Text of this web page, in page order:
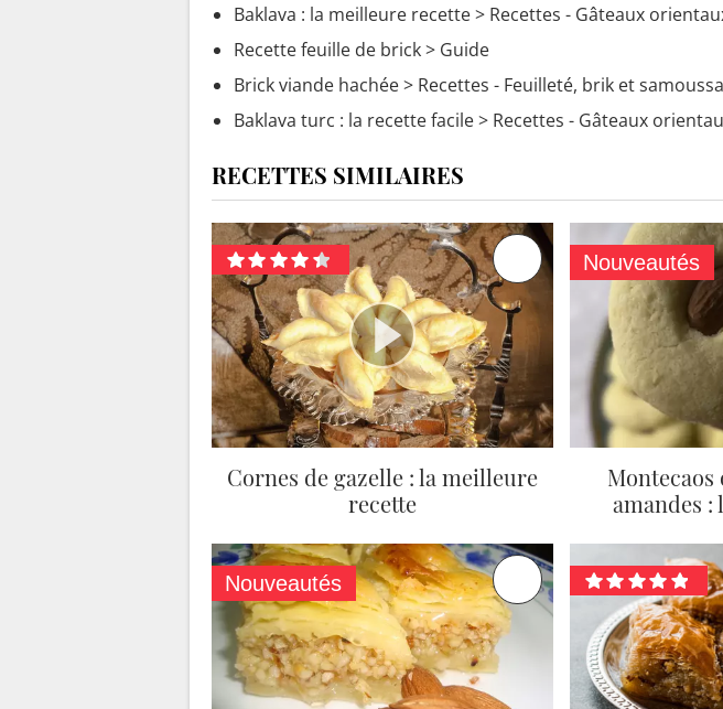
Baklava : la meilleure recette> Recettes - Gâteaux
Recette feuille de brick> Guide
Brick viande hachée> Recettes - Feuilleté, brik et samoussa
Baklava turc : la recette facile> Recettes - Gâteaux
RECETTES SIMILAIRES
Cornes de gazelle : la meilleure
recette
Nouveautés
amandes :
Nouveautés